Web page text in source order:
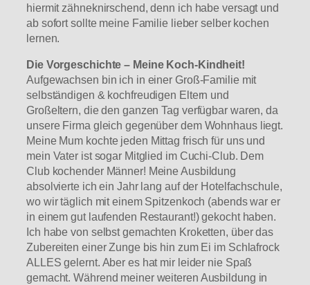
hiermit zähneknirschend, denn ich habe versagt und
ab sofort sollte meine Familie lieber selber kochen
lernen.
Die Vorgeschichte – Meine Koch-Kindheit!
Aufgewachsen bin ich in einer Groß-Familie mit
selbständigen & kochfreudigen Eltern und
Großeltern, die den ganzen Tag verfügbar waren, da
unsere Firma gleich gegenüber dem Wohnhaus liegt.
Meine Mum kochte jeden Mittag frisch für uns und
mein Vater ist sogar Mitglied im Cuchi-Club. Dem
Club kochender Männer! Meine Ausbildung
absolvierte ich ein Jahr lang auf der Hotelfachschule,
wo wir täglich mit einem Spitzenkoch (abends war er
in einem gut laufenden Restaurant!) gekocht haben.
Ich habe von selbst gemachten Kroketten, über das
Zubereiten einer Zunge bis hin zum Ei im Schlafrock
ALLES gelernt. Aber es hat mir leider nie Spaß
gemacht. Während meiner weiteren Ausbildung in